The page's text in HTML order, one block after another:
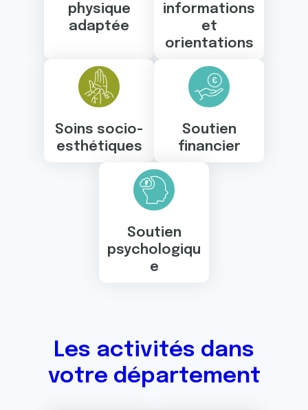
physique
adaptée
informations
et
orientations
Soins socio-
esthétiques
Soutien
financier
Soutien
psychologiqu
e
Les activités dans
votre département